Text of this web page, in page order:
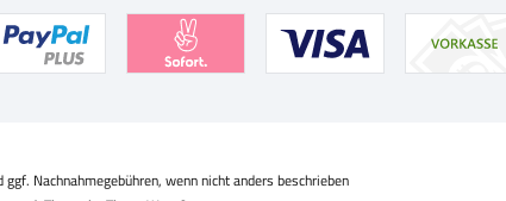
ggf. Nachnahmegebühren, wenn nicht anders beschrieben